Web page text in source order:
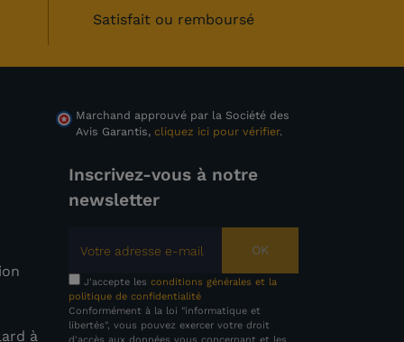
Satisfait ou remboursé
à
Marchand approuvé par la Société des
Avis Garantis, cliquez ici pour vérifier.
Inscrivez-vous à notre
newsletter
OK
J'accepte les conditions générales et la
politique de confidentialité
Conformément à la loi "informatique et
libertés", vous pouvez exercer votre droit